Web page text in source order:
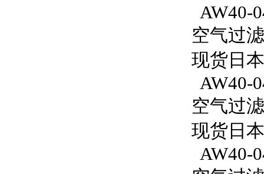
AW40-
空气过
现货日
AW40-
空气过
现货日
AW40-